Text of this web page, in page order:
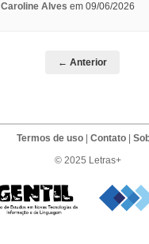
Caroline Alves em 09/06/2026
← Anterior
Termos de uso| Contato|
© 2025 Letras+